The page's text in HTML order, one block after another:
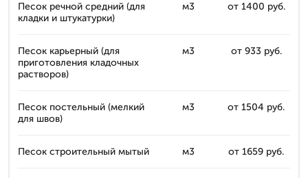
Песок речной средний (для
кладки и штукатурки)
м3 от 1400 руб.
Песок карьерный (для
приготовления кладочных
растворов)
м3 от 933 руб.
Песок постельный (мелкий
для швов)
м3 от 1504 руб.
Песок строительный мытый м3 от 1659 руб.